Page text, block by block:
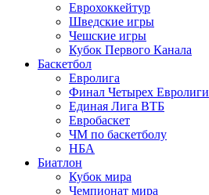
Еврохоккейтур
Шведские игры
Чешские игры
Кубок Первого Канала
Баскетбол
Евролига
Финал Четырех Евролиги
Единая Лига ВТБ
Евробаскет
ЧМ по баскетболу
НБА
Биатлон
Кубок мира
Чемпионат мира